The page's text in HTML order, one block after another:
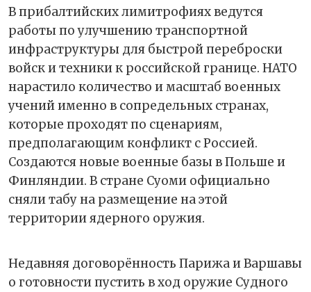
В прибалтийских лимитрофиях ведутся
работы по улучшению транспортной
инфраструктуры для быстрой переброски
войск и техники к российской границе. НАТО
нарастило количество и масштаб военных
учений именно в сопредельных странах,
которые проходят по сценариям,
предполагающим конфликт с Россией.
Создаются новые военные базы в Польше и
Финляндии. В стране Суоми официально
сняли табу на размещение на этой
территории ядерного оружия.
Недавняя договорённость Парижа и Варшавы
о готовности пустить в ход оружие Судного